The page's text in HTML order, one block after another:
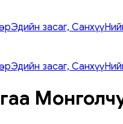
Эдийн засаг, Санхүү
Эдийн засаг, Санхүү